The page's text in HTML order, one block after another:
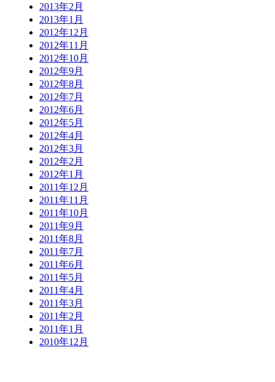
2013年2月
2013年1月
2012年12月
2012年11月
2012年10月
2012年9月
2012年8月
2012年7月
2012年6月
2012年5月
2012年4月
2012年3月
2012年2月
2012年1月
2011年12月
2011年11月
2011年10月
2011年9月
2011年8月
2011年7月
2011年6月
2011年5月
2011年4月
2011年3月
2011年2月
2011年1月
2010年12月